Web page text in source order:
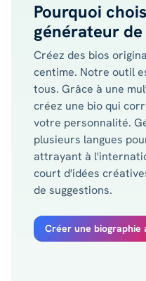
Pourquoi
générateur
Créez des bios
centime. Notre outil
tous. Grâce à une
créez une bio qui
votre personnalité.
plusieurs langues
attrayant à
court d'idées
de suggestions.
Créer une biographie